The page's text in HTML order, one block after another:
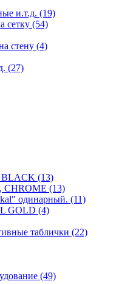
и.т.д. (19)
сетку (54)
стену (4)
(27)
BLACK (13)
CHROME (13)
одинарный. (11)
GOLD (4)
таблички (22)
(49)